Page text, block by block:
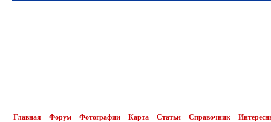
Главная Форум Фотографии Карта Статьи Справочник